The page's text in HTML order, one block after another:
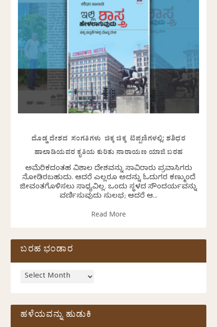
ದೊಡ್ಡ ದೇಶದ ಸಂಗತಿಗಳು ಚಿಕ್ಕ ಚಿಕ್ಕ ಟಿಪ್ಪಣಿಗಳಲ್ಲಿ: ಶಶಿಧರ
ಹಾಲಾಡಿಯವರ ಕೃತಿಯ ಕುರಿತು ನಾರಾಯಣ ಯಾಜಿ ಬರಹ
ಅಮೆರಿಕದಂತಹ ವಿಶಾಲ ದೇಶವನ್ನು ಸಾವಿರಾರು ಪ್ರವಾಸಿಗರು
ನೋಡಿರಬಹುದು. ಆದರೆ ಎಲ್ಲರೂ ಅದನ್ನು ಓದುಗರ ಕಣ್ಮುಂದೆ
ಜೀವಂತಗೊಳಿಸಲು ಸಾಧ್ಯವಿಲ್ಲ. ಒಂದು ಸ್ಥಳದ ಸೌಂದರ್ಯವನ್ನು
ವರ್ಣಿಸುವುದು ಸುಲಭ; ಆದರೆ ಆ...
Read More
ಬರಹ ಭಂಡಾರ
ಹಳೆಯವನ್ನು ಹುಡುಕಿ